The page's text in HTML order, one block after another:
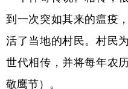
到一次突如其来的瘟疫
活了当地的村民。村民
世代相传，并将每年农
敬鹰节）。